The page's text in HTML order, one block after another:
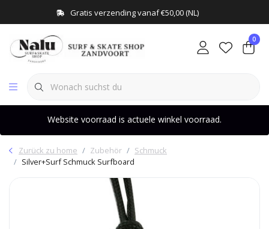
Gratis verzending vanaf €50,00 (NL)
0
Website voorraad is actuele winkel voorraad.
Zurück zu home Zubehör
Schmuck
Silver+Surf Schmuck Surfboard